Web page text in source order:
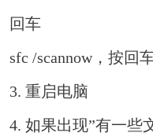
回车
sfc /scannow，按回
3. 重启电脑
4. 如果出现”有一些